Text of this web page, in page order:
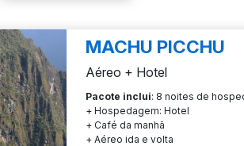
MACHU PICCHU
Aéreo + Hotel
Pacote inclui: 8 noites de
+ Hospedagem: Hotel
+ Café da manhã
+ Aéreo ida e volta